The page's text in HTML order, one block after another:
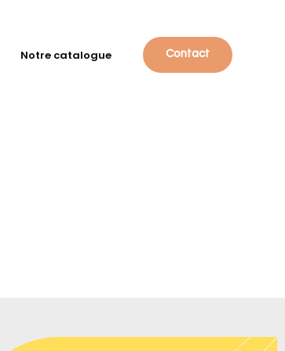
Notre catalogue Contact